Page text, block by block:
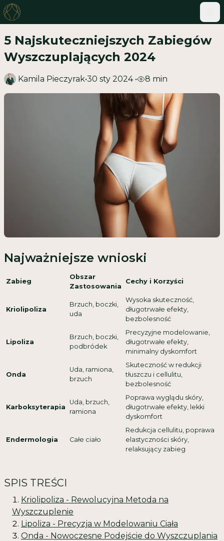
5 Najskuteczniejszych Zabiegów
Wyszczuplających 2024
Kamila Pieczyrak•30 sty 2024 • 8 min
Najważniejsze wnioski
Zabieg
Obszar
Zastosowania
Cechy i Korzyści
Kriolipoliza
Brzuch, boczki,
uda
Wysoka skuteczność,
długotrwałe efekty,
bezbolesność
Lipoliza
Brzuch, boczki,
podbródek
Precyzyjne modelowanie,
długotrwałe efekty,
minimalny dyskomfort
Onda
Uda, ramiona,
brzuch
Skuteczność w redukcji
tłuszczu i cellulitu,
bezbolesność
Karboksyterapia
Uda, brzuch,
ramiona
Poprawa wyglądu skóry,
długotrwałe efekty, lekki
dyskomfort
Endermologia Całe ciało
Redukcja cellulitu, poprawa
elastyczności skóry,
relaksujący zabieg
SPIS TREŚCI
Kriolipoliza - Rewolucyjna Metoda na
Wyszczuplenie
Lipoliza - Precyzja w Modelowaniu Ciała
Onda - Nowoczesne Podejście do Wyszczuplania